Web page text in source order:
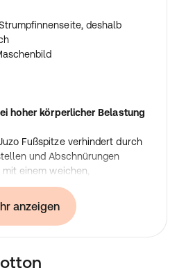
deshalb
hoher körperlicher Belastung
Fußspitze verhindert durch
und Abschnürungen
einem weichen,
ausgerüstet, der nicht
Knie- und Schenkelbereich
anzeigen